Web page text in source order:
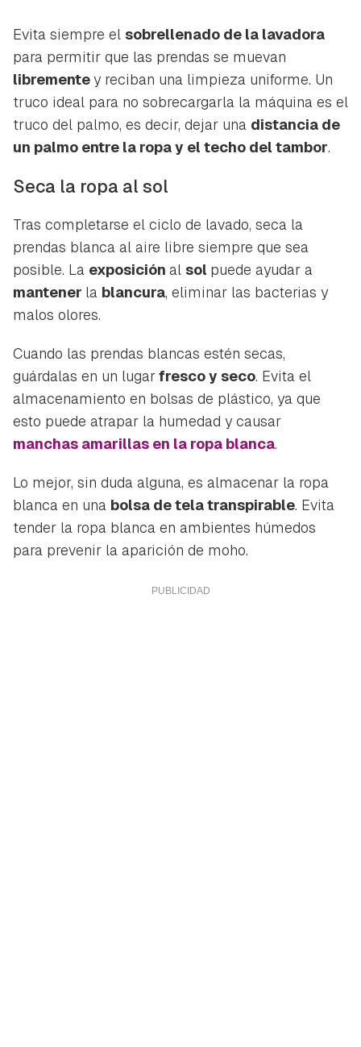
Evita siempre el sobrellenado de la lavadora
para permitir que las prendas se muevan
librementey reciban una limpieza uniforme. Un
truco ideal para no sobrecargarla la máquina es el
truco del palmo, es decir, dejar una distancia de
un palmo entre la ropa y el techo del tambor.
Seca la ropa al sol
Tras completarse el ciclo de lavado, seca la
prendas blanca al aire libre siempre que sea
posible. La exposición al sol puede ayudar a
mantener la blancura, eliminar las bacterias y
malos olores.
Cuando las prendas blancas estén secas,
guárdalas en un lugarfresco y seco. Evita el
almacenamiento en bolsas de plástico, ya que
esto puede atrapar la humedad y causar
manchas amarillas en la ropa blanca.
Lo mejor, sin duda alguna, es almacenar la ropa
blanca en una bolsa de tela transpirable. Evita
tender la ropa blanca en ambientes húmedos
para prevenir la aparición de moho.